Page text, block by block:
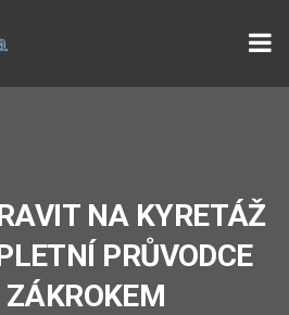
NA KYRETÁŽ
PRŮVODCE
ZÁKROKEM